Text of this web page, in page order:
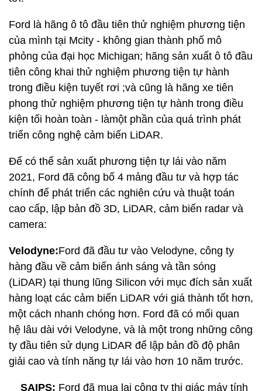
Ford là hãng ô tô đầu tiên thử nghiệm phương tiện
của mình tại Mcity - không gian thành phố mô
phỏng của đại học Michigan; hãng sản xuất ô tô đầu
tiên công khai thử nghiệm phương tiện tự hành
trong điều kiện tuyết rơi ;và cũng là hãng xe tiên
phong thử nghiệm phương tiện tự hành trong điều
kiện tối hoàn toàn - làmột phần của quá trình phát
triển công nghệ cảm biến LiDAR.
Để có thể sản xuất phương tiện tự lái vào năm
2021, Ford đã công bố 4 mảng đầu tư và hợp tác
chính để phát triển các nghiên cứu và thuật toán
cao cấp, lập bản đồ 3D, LiDAR, cảm biến radar và
camera:
Velodyne:Ford đã đầu tư vào Velodyne, công ty
hàng đầu về cảm biến ánh sáng và tần sóng
(LiDAR) tại thung lũng Silicon với mục đích sản xuất
hàng loạt các cảm biến LiDAR với giá thành tốt hơn,
một cách nhanh chóng hơn. Ford đã có mối quan
hệ lâu dài với Velodyne, và là một trong những công
ty đầu tiên sử dụng LiDAR để lập bản đồ độ phân
giải cao và tính năng tự lái vào hơn 10 năm trước.
SAIPS: Ford đã mua lại công ty thị giác máy tính